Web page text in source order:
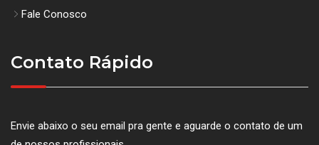
Fale Conosco
Contato Rápido
Envie abaixo o seu email pra gente e aguarde o contato de um